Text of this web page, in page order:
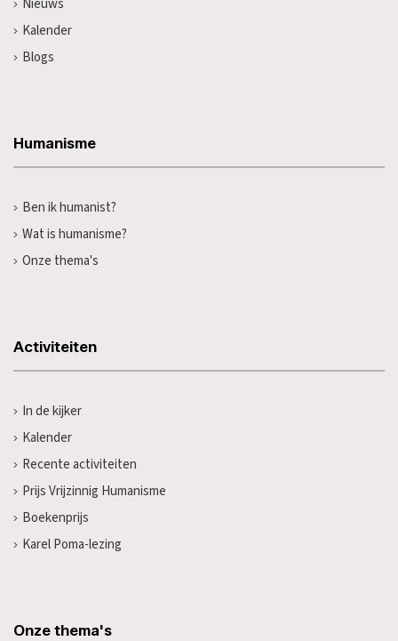
Nieuws
Kalender
Blogs
Humanisme
Ben ik humanist?
Wat is humanisme?
Onze thema's
Activiteiten
In de kijker
Kalender
Recente activiteiten
Prijs Vrijzinnig Humanisme
Boekenprijs
Karel Poma-lezing
Onze thema's